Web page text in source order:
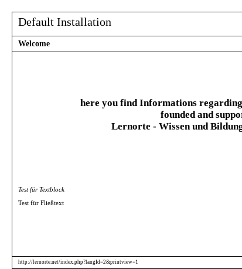
Default Installation
Welcome
here you find Informations
founded and
Lernorte - Wissen und
Test für Textblock
Test für Fließtext
http://lernorte.net/index.php?langId=2&printview=1